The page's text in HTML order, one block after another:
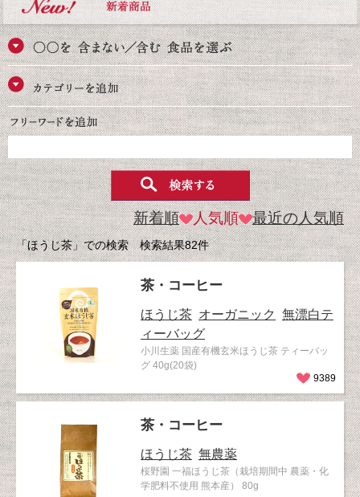
新着順 人気順 最近の人気順
「ほうじ茶」での検索 検索結果82件
茶・コーヒー
ほうじ茶 オーガニック
無漂白テ
ィーバッグ
小川生薬 国産有機玄米ほうじ茶 ティーバッ
グ 40g(20袋)
9389
茶・コーヒー
ほうじ茶 無農薬
桜野園 一福ほうじ茶（栽培期間中 農薬・化
学肥料不使用 熊本産） 80g